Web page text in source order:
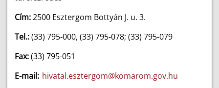
Cím:2500 Esztergom Bottyán J. u. 3.
Tel.:(33) 795-000, (33) 795-078; (33) 795-079
Fax:(33) 795-051
E-mail: hivatal.esztergom@komarom.gov.hu